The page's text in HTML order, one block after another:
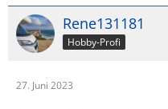
Rene131181
Hobby-Profi
27. Juni 2023